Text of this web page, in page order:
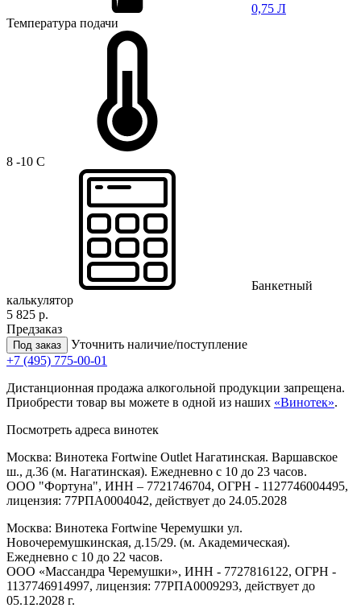
0,75 Л
Температура подачи
8 -10 C
Банкетный
калькулятор
5 825 р.
Предзаказ
Под заказ
Уточнить наличие/поступление
+7 (495) 775-00-01
Дистанционная продажа алкогольной продукции запрещена.
Приобрести товар вы можете в одной из наших «Винотек».
Посмотреть адреса винотек
Москва: Винотека Fortwine Outlet Нагатинская. Варшавское
ш., д.36 (м. Нагатинская). Ежедневно с 10 до 23 часов.
ООО "Фортуна", ИНН – 7721746704, ОГРН - 1127746004495,
лицензия: 77РПА0004042, действует до 24.05.2028
Москва: Винотека Fortwine Черемушки ул.
Новочеремушкинская, д.15/29. (м. Академическая).
Ежедневно с 10 до 22 часов.
ООО «Массандра Черемушки», ИНН - 7727816122, ОГРН -
1137746914997, лицензия: 77РПА0009293, действует до
05.12.2028 г.